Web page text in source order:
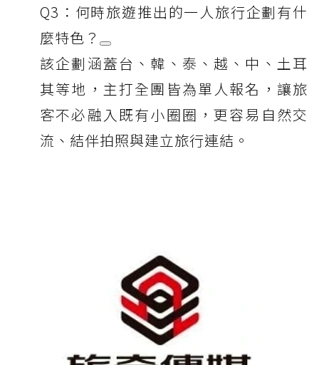
Q3：何時旅遊推出的一人旅行企劃有什
麼特色？
該企劃涵蓋台、韓、泰、越、中、土耳
其等地，主打全團皆為單人報名，讓旅
客不必融入既有小圈圈，更容易自然交
流、結伴拍照與建立旅行連結。